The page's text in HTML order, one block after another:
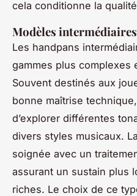
cela conditionne la
Modèles
Les handpans
gammes plus complexes
Souvent destinés aux
bonne maîtrise
d’explorer différentes
divers styles musicaux.
soignée avec un
assurant un sustain plus
riches. Le choix de ce